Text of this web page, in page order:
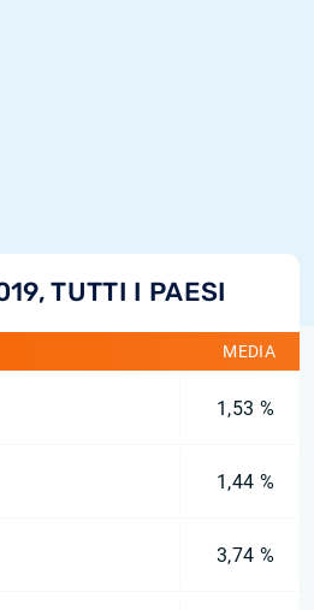
TUTTI I PAESI
MEDIA
1,53 %
1,44 %
3,74 %